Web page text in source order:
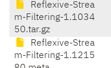
Reflexive-Strea
m-Filtering-1.1034
50.tar.gz
Reflexive-Strea
m-Filtering-1.1215